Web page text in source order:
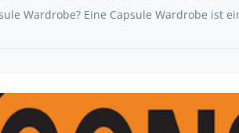
Wardrobe? Eine Capsule Wardrobe ist